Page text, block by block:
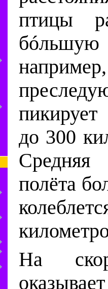
птицы
бóльшую
до 300
полёта
На